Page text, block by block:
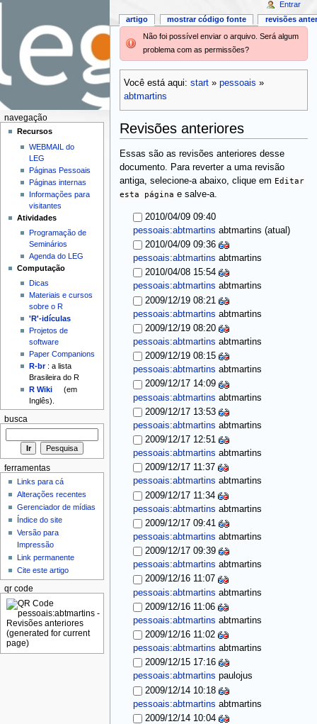
Não foi possível enviar o arquivo. Será algum
problema com as permissões?
Você está aqui: start» pessoais »
abtmartins
Revisões anteriores
Essas são as revisões anteriores desse
documento. Para reverter a uma revisão
antiga, selecione-a abaixo, clique em Editar
esta página e salve-a.
2010/04/09 09:40
pessoais:abtmartins abtmartins (atual)
2010/04/09 09:36
pessoais:abtmartins abtmartins
2010/04/08 15:54
pessoais:abtmartins abtmartins
2009/12/19 08:21
pessoais:abtmartins abtmartins
2009/12/19 08:20
pessoais:abtmartins abtmartins
2009/12/19 08:15
pessoais:abtmartins abtmartins
2009/12/17 14:09
pessoais:abtmartins abtmartins
2009/12/17 13:53
pessoais:abtmartins abtmartins
2009/12/17 12:51
pessoais:abtmartins abtmartins
2009/12/17 11:37
pessoais:abtmartins abtmartins
2009/12/17 11:34
pessoais:abtmartins abtmartins
2009/12/17 09:41
pessoais:abtmartins abtmartins
2009/12/17 09:39
pessoais:abtmartins abtmartins
2009/12/16 11:07
pessoais:abtmartins abtmartins
2009/12/16 11:06
pessoais:abtmartins abtmartins
2009/12/16 11:02
pessoais:abtmartins abtmartins
2009/12/15 17:16
pessoais:abtmartins paulojus
2009/12/14 10:18
pessoais:abtmartins abtmartins
2009/12/14 10:04
artigo mostrar código fonte revisões
Entrar
navegação
Recursos
WEBMAIL do
LEG
Páginas Pessoais
Páginas internas
Informações para
visitantes
Atividades
Programação de
Seminários
Agenda do LEG
Computação
Dicas
Materiais e cursos
sobre o R
'R'-idículas
Projetos de
software
Paper Companions
R-br: a lista
Brasileira do R
R Wiki
(em
Inglês).
busca
ferramentas
Links para cá
Alterações recentes
Gerenciador de mídias
Índice do site
Versão para
Impressão
Link permanente
Cite este artigo
qr code